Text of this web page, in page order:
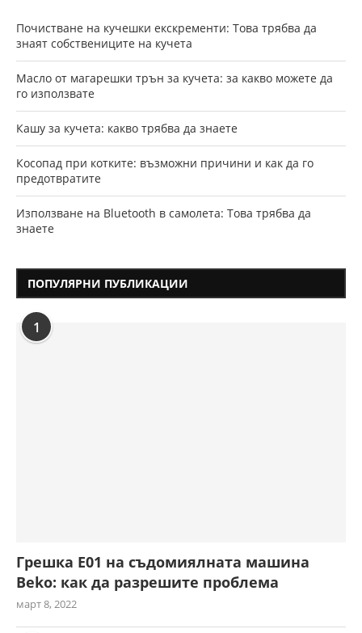
Почистване на кучешки екскременти: Това трябва да
знаят собствениците на кучета
Масло от магарешки трън за кучета: за какво можете да
го използвате
Кашу за кучета: какво трябва да знаете
Косопад при котките: възможни причини и как да го
предотвратите
Използване на Bluetooth в самолета: Това трябва да
знаете
ПОПУЛЯРНИ ПУБЛИКАЦИИ
1
Грешка E01 на съдомиялната машина
Beko: как да разрешите проблема
март 8, 2022